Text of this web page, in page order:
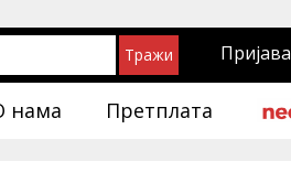
Пријава
нама Претплата